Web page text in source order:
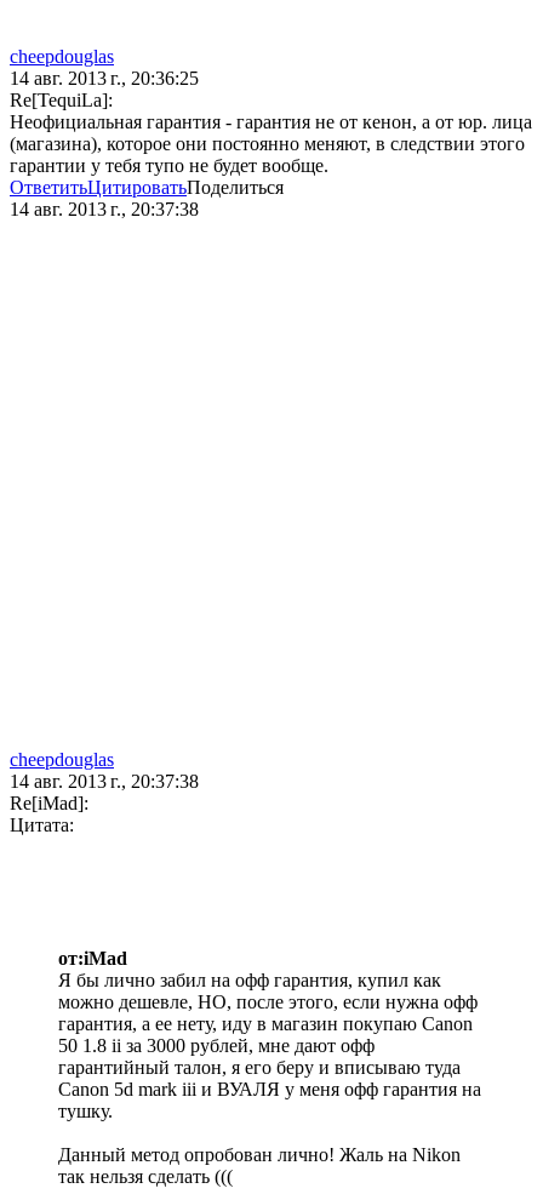
cheepdouglas
14 авг. 2013 г., 20:36:25
Re[TequiLa]:
Неофициальная гарантия - гарантия не от кенон, а от юр. лица
(магазина), которое они постоянно меняют, в следствии этого
гарантии у тебя тупо не будет вообще.
ОтветитьЦитироватьПоделиться
14 авг. 2013 г., 20:37:38
cheepdouglas
14 авг. 2013 г., 20:37:38
Re[iMad]:
Цитата:
от:iMad
Я бы лично забил на офф гарантия, купил как
можно дешевле, НО, после этого, если нужна офф
гарантия, а ее нету, иду в магазин покупаю Canon
50 1.8 ii за 3000 рублей, мне дают офф
гарантийный талон, я его беру и вписываю туда
Canon 5d mark iii и ВУАЛЯ у меня офф гарантия на
тушку.
Данный метод опробован лично! Жаль на Nikon
так нельзя сделать (((